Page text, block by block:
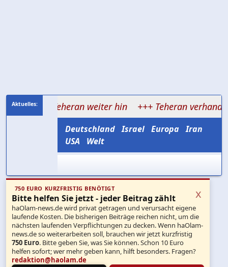
Teheran weiter hin +++ Teheran verhandelt über
Deutschland Israel Europa Iran
USA
Welt
750 EURO KURZFRISTIG BENÖTIGT
Bitte helfen Sie jetzt - jeder Beitrag zählt
haOlam-news.de wird privat getragen und verursacht eigene
laufende Kosten. Die bisherigen Beiträge reichen nicht, um die
nächsten laufenden Verpflichtungen zu decken. Wenn haOlam-
news.de so weiterarbeiten soll, brauchen wir jetzt kurzfristig
750 Euro. Bitte geben Sie, was Sie können. Schon 10 Euro
helfen sofort; wer mehr geben kann, hilft besonders. Fragen?
redaktion@haolam.de
x